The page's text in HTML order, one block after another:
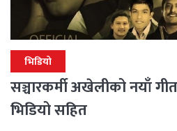
भिडियो
सञ्चारकर्मी अखेलीको नयाँ
भिडियो सहित